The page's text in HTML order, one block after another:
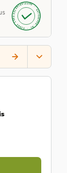
GECONTROLEERD ·
AUTOKOPEN.NL
· SINDS 1999 ·